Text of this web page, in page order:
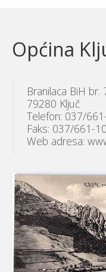
Općina
Branilaca BiH br.
79280 Ključ
Telefon: 037/
Faks: 037/661-
Web adresa: